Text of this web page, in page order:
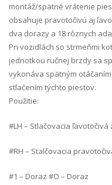
montáž/spätné vrátenie
obsahuje pravotočivú aj
dva dorazy a 18 rôznych
Pri vozidlách so strmeňmi
jednotkou ručnej brzdy sa
vykonáva spätným
stlačením týchto piestov.
Použitie:
#LH – Stlačovacia ľavotočivá
#RH – Stalčovacia
#1 – Doraz #O – Doraz